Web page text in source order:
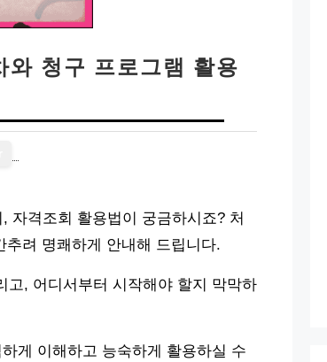
청구 프로그램 활용
자격조회 활용법이 궁금하시죠? 처
려 명쾌하게 안내해 드립니다.
고, 어디서부터 시작해야 할지 막막하
게 이해하고 능숙하게 활용하실 수